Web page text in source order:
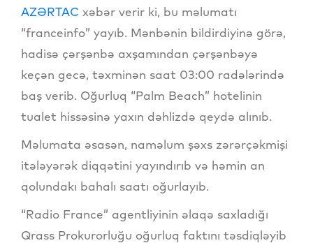
AZƏRTAC xəbər verir ki, bu məlumatı
“franceinfo” yayıb. Mənbənin bildirdiyinə görə,
hadisə çərşənbə axşamından çərşənbəyə
keçən gecə, təxminən saat 03:00 radələrində
baş verib. Oğurluq “Palm Beach” hotelinin
tualet hissəsinə yaxın dəhlizdə qeydə alınıb.
Məlumata əsasən, naməlum şəxs zərərçəkmişi
itələyərək diqqətini yayındırıb və həmin an
qolundakı bahalı saatı oğurlayıb.
“Radio France” agentliyinin əlaqə saxladığı
Qrass Prokurorluğu oğurluq faktını təsdiqləyib